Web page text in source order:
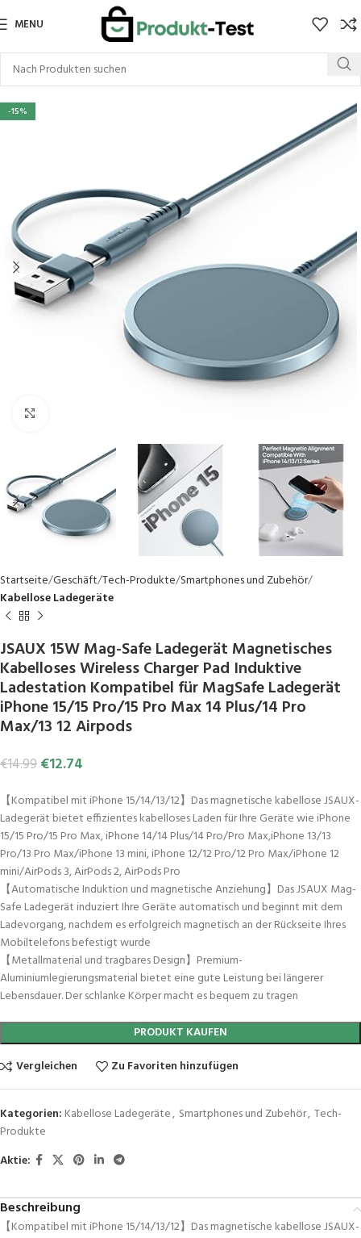
MENU
-15%
Startseite Geschäft Tech-Produkte Smartphones und Zubehör
Kabellose Ladegeräte
JSAUX 15W Mag-Safe Ladegerät Magnetisches
Kabelloses Wireless Charger Pad Induktive
Ladestation Kompatibel für MagSafe Ladegerät
iPhone 15/15 Pro/15 Pro Max 14 Plus/14 Pro
Max/13 12 Airpods
€14.99€12.74
【Kompatibel mit iPhone 15/14/13/12】Das magnetische kabellose JSAUX-
Ladegerät bietet effizientes kabelloses Laden für Ihre Geräte wie iPhone
15/15 Pro/15 Pro Max, iPhone 14/14 Plus/14 Pro/Pro Max,iPhone 13/13
Pro/13 Pro Max/iPhone 13 mini, iPhone 12/12 Pro/12 Pro Max/iPhone 12
mini/AirPods 3, AirPods 2, AirPods Pro
【Automatische Induktion und magnetische Anziehung】Das JSAUX Mag-
Safe Ladegerät induziert Ihre Geräte automatisch und beginnt mit dem
Ladevorgang, nachdem es erfolgreich magnetisch an der Rückseite Ihres
Mobiltelefons befestigt wurde
【Metallmaterial und tragbares Design】Premium-
Aluminiumlegierungsmaterial bietet eine gute Leistung bei längerer
Lebensdauer. Der schlanke Körper macht es bequem zu tragen
PRODUKT KAUFEN
Vergleichen
Zu Favoriten hinzufügen
Kategorien: Kabellose Ladegeräte, Smartphones und Zubehör, Tech-
Produkte
Aktie:
Beschreibung
【Kompatibel mit iPhone 15/14/13/12】Das magnetische kabellose JSAUX-